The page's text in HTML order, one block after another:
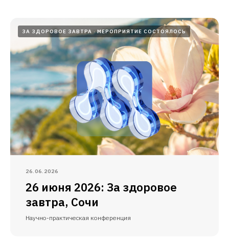
ЗА ЗДОРОВОЕ ЗАВТРА МЕРОПРИЯТИЕ СОСТОЯЛОСЬ
26.06.2026
26 июня 2026: За здоровое
завтра, Сочи
Научно-практическая конференция